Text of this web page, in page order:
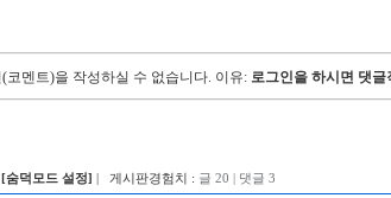
(코멘트)을 작성하실 수 없습니다. 이유: 로그인을 하시면 댓
[숨덕모드 설정] | 게시판경험치 : 글 20 | 댓글 3